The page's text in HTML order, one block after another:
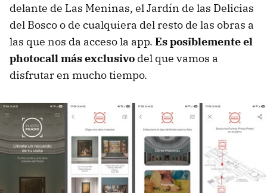
delante de Las Meninas, el Jardín de las Delicias
del Bosco o de cualquiera del resto de las obras a
las que nos da acceso la app. Es posiblemente el
photocall más exclusivo del que vamos a
disfrutar en mucho tiempo.